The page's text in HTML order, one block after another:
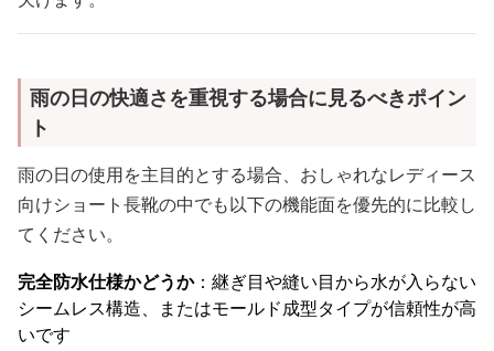
雨の日の快適さを重視する場合に見るべきポイン
ト
雨の日の使用を主目的とする場合、おしゃれなレディース
向けショート長靴の中でも以下の機能面を優先的に比較し
てください。
完全防水仕様かどうか：継ぎ目や縫い目から水が入らない
シームレス構造、またはモールド成型タイプが信頼性が高
いです